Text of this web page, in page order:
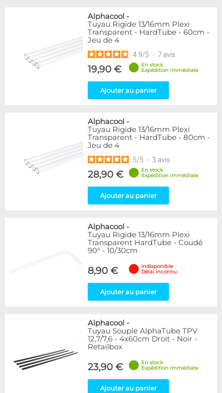
Alphacool -
Tuyau Rigide 13/16mm Plexi
Transparent - HardTube - 60cm -
Jeu de 4
4.9/5 - 7 avis
19,90 €
En stock
Expédition immédiate
Ajouter au panier
Alphacool -
Tuyau Rigide 13/16mm Plexi
Transparent - HardTube - 80cm -
Jeu de 4
5/5 - 3 avis
28,90 €
En stock
Expédition immédiate
Ajouter au panier
Alphacool -
Tuyau Rigide 13/16mm Plexi
Transparent HardTube - Coudé
90° - 10/30cm
8,90 €
Indisponible
Délai inconnu
Ajouter au panier
Alphacool -
Tuyau Souple AlphaTube TPV
12,7/7,6 - 4x60cm Droit - Noir -
Retailbox
23,90 €
En stock
Expédition immédiate
Ajouter au panier